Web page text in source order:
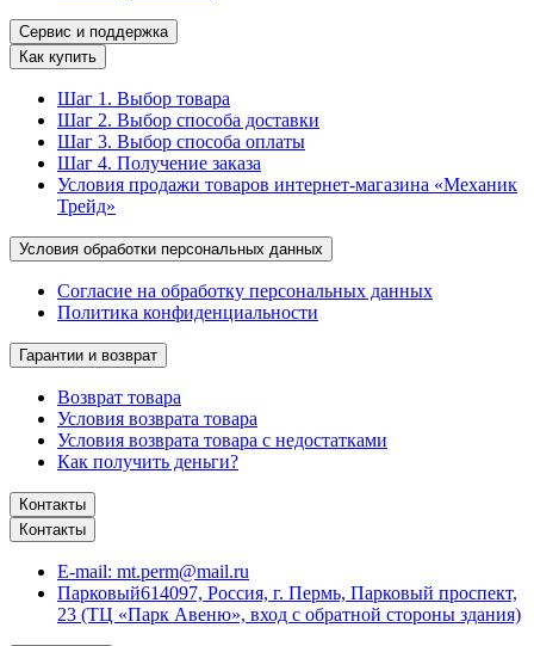
Сервис и поддержка
Как купить
Шаг 1. Выбор товара
Шаг 2. Выбор способа доставки
Шаг 3. Выбор способа оплаты
Шаг 4. Получение заказа
Условия продажи товаров интернет-магазина «Механик
Трейд»
Условия обработки персональных данных
Согласие на обработку персональных данных
Политика конфиденциальности
Гарантии и возврат
Возврат товара
Условия возврата товара
Условия возврата товара с недостатками
Как получить деньги?
Контакты
Контакты
E-mail: mt.perm@mail.ru
Парковый614097, Россия, г. Пермь, Парковый проспект,
23 (ТЦ «Парк Авеню», вход с обратной стороны здания)